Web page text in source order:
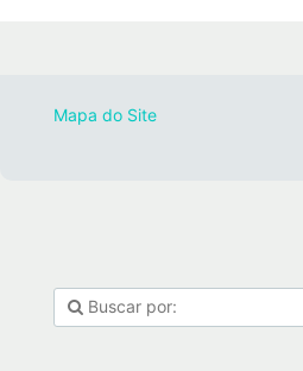
Mapa do Site